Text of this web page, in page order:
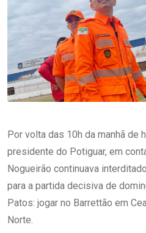
Por volta das 10h da manhã de
presidente do Potiguar, em
Nogueirão continuava
para a partida decisiva de
Patos: jogar no Barrettão em
Norte.